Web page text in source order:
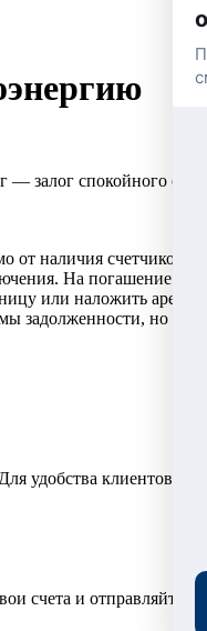
спокойного
наличия счетчиков),
На погашение
или наложить арест
задолженности, но и
удобства клиентов
счета и